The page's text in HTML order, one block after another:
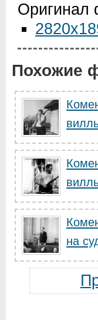
Оригинал
Похожие
на